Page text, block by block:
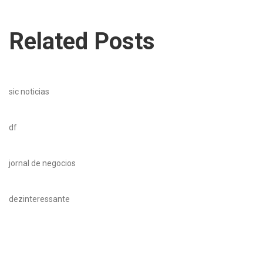
Related Posts
sic noticias
df
jornal de negocios
dezinteressante